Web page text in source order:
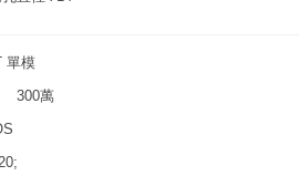
單模
300萬